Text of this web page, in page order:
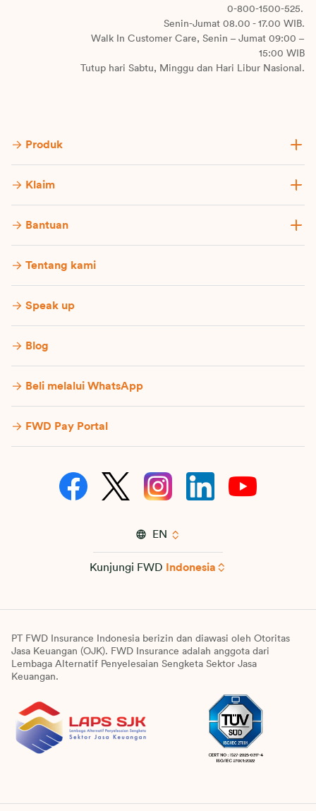
0-800-1500-525.
Senin-Jumat 08.00 - 17.00 WIB.
Walk In Customer Care, Senin – Jumat 09:00 –
15:00 WIB
Tutup hari Sabtu, Minggu dan Hari Libur Nasional.
Produk
Klaim
Bantuan
Tentang kami
Speak up
Blog
Beli melalui WhatsApp
FWD Pay Portal
EN
Kunjungi FWD Indonesia
PT FWD Insurance Indonesia berizin dan diawasi oleh Otoritas
Jasa Keuangan (OJK). FWD Insurance adalah anggota dari
Lembaga Alternatif Penyelesaian Sengketa Sektor Jasa
Keuangan.